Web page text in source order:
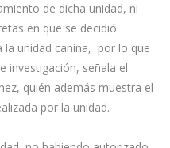
de dicha unidad, ni
en que se decidió
la unidad canina, por lo que
investigación, señala el
quién además muestra el
por la unidad.